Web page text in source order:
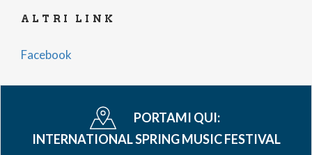
ALTRI LINK
Facebook
PORTAMI QUI:
INTERNATIONAL SPRING MUSIC FESTIVAL